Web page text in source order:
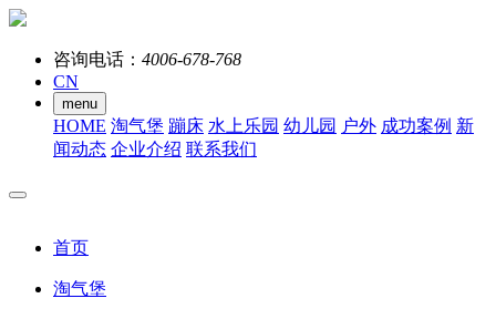
咨询电话： 4006-678-768
CN
menu
HOME 淘气堡 蹦床 水上乐园 幼儿园 户外 成功案例 新
闻动态 企业介绍 联系我们
首页
淘气堡